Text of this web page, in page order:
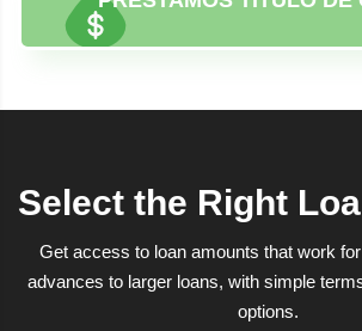
Select the Right
Get access to loan amounts that work
advances to larger loans, with simple
options.